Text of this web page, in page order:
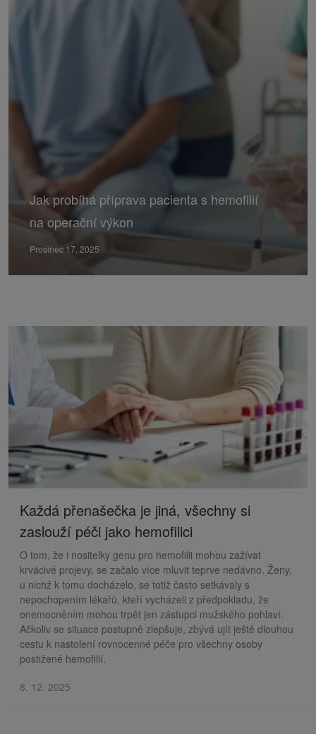
Jak probíhá příprava pacienta s hemofilií
na operační výkon
Prosinec 17, 2025
Každá přenašečka je jiná, všechny si
zaslouží péči jako hemofilici
O tom, že i nositelky genu pro hemofilii mohou zažívat
krvácivé projevy, se začalo více mluvit teprve nedávno. Ženy,
u nichž k tomu docházelo, se totiž často setkávaly s
nepochopením lékařů, kteří vycházeli z předpokladu, že
onemocněním mohou trpět jen zástupci mužského pohlaví.
Ačkoliv se situace postupně zlepšuje, zbývá ujít ještě dlouhou
cestu k nastolení rovnocenné péče pro všechny osoby
postižené hemofilií.
8. 12. 2025